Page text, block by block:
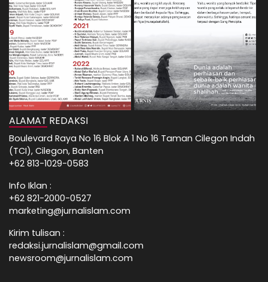
ALAMAT REDAKSI
Boulevard Raya No 16 Blok A 1 No 16 Taman Cilegon Indah
(TCI), Cilegon, Banten
+62 813-1029-0583
Info Iklan :
+62 821-2000-0527
marketing@jurnalislam.com
Kirim tulisan :
redaksi.jurnalislam@gmail.com
newsroom@jurnalislam.com